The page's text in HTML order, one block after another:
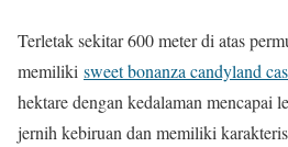
Terletak sekitar 600 meter di atas
memiliki sweet bonanza candyland
hektare dengan kedalaman mencapai
jernih kebiruan dan memiliki